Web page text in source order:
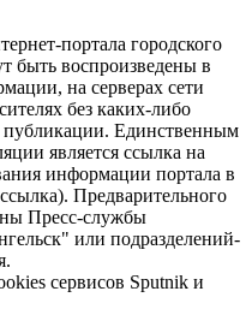
портала городского
быть воспроизведены в
на серверах сети
без каких-либо
публикации. Единственным
является ссылка на
информации портала в
Предварительного
Пресс-службы
или подразделений-
сервисов Sputnik и